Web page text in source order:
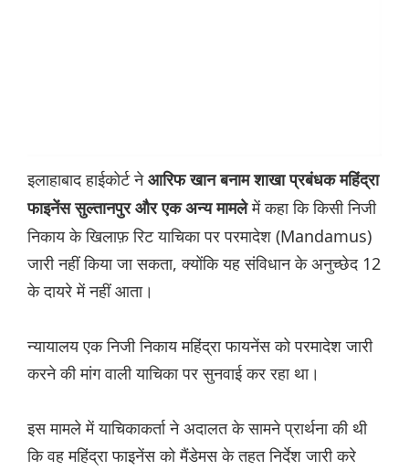
इलाहाबाद हाईकोर्ट ने आरिफ खान बनाम शाखा प्रबंधक महिंद्रा
फाइनेंस सुल्तानपुर और एक अन्य मामलेमें कहा कि किसी निजी
निकाय के खिलाफ़ रिट याचिका पर परमादेश (Mandamus)
जारी नहीं किया जा सकता, क्योंकि यह संविधान के अनुच्छेद 12
के दायरे में नहीं आता।
न्यायालय एक निजी निकाय महिंद्रा फायनेंस को परमादेश जारी
करने की मांग वाली याचिका पर सुनवाई कर रहा था।
इस मामले में याचिकाकर्ता ने अदालत के सामने प्रार्थना की थी
कि वह महिंद्रा फाइनेंस को मैंडेमस के तहत निर्देश जारी करे